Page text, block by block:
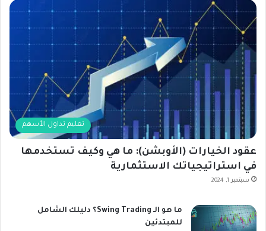
تعليم تداول الأسهم
عقود الخيارات (الأوبشن): ما هي وكيف تستخدمها
في استراتيجياتك الاستثمارية
سبتمبر 1, 2024
ما هو الـ Swing Trading؟ دليلك الشامل
للمبتدئين